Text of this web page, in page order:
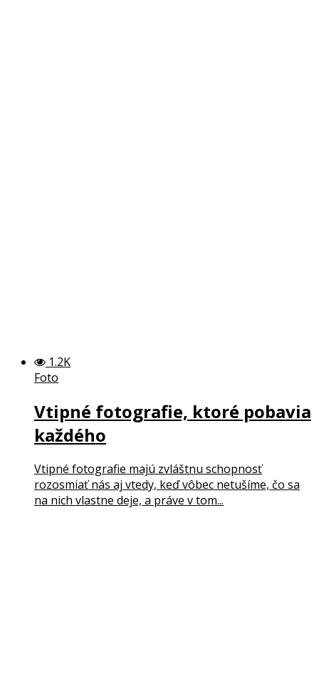
1.2K
Foto
Vtipné fotografie, ktoré pobavia
každého
Vtipné fotografie majú zvláštnu schopnosť
rozosmiať nás aj vtedy, keď vôbec netušíme, čo sa
na nich vlastne deje, a práve v tom...